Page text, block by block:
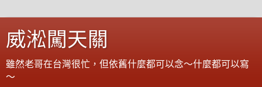
威淞闖天關
雖然老哥在台灣很忙，但依舊什麼都可以念～什麼都可以寫
～